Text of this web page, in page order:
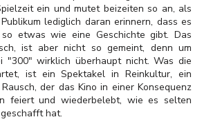
ein und mutet beizeiten so an, als
lediglich daran erinnern, dass es
etwas wie eine Geschichte gibt. Das
ist aber nicht so gemeint, denn um
"300" wirklich überhaupt nicht. Was die
ist ein Spektakel in Reinkultur, ein
der das Kino in einer Konsequenz
feiert und wiederbelebt, wie es selten
hat.